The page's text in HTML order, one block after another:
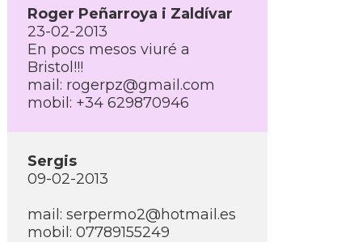
Roger Peñarroya i Zaldí­var
23-02-2013
En pocs mesos viuré a
Bristol!!!
mail: rogerpz@gmail.com
mobil: +34 629870946
Sergis
09-02-2013
mail: serpermo2@hotmail.es
mobil: 07789155249